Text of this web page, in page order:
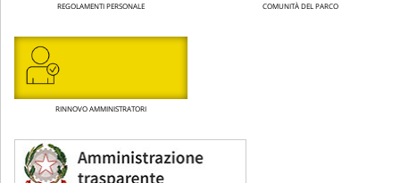
REGOLAMENTI PERSONALE COMUNITÀ DEL PARCO
RINNOVO AMMINISTRATORI